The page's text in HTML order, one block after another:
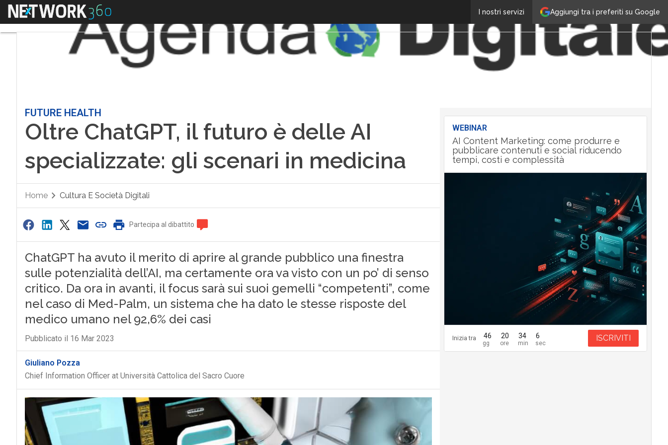
Aggiungi tra i preferiti su Google
I nostri servizi
Menu
FUTURE HEALTH
Oltre ChatGPT, il futuro è delle AI
specializzate: gli scenari in medicina
Home Cultura E Società Digitali
Partecipa al dibattito
ChatGPT ha avuto il merito di aprire al grande pubblico una finestra
sulle potenzialità dell’AI, ma certamente ora va visto con un po’ di senso
critico. Da ora in avanti, il focus sarà sui suoi gemelli “competenti”, come
nel caso di Med-Palm, un sistema che ha dato le stesse risposte del
medico umano nel 92,6% dei casi
Pubblicato il 16 Mar 2023
Giuliano Pozza
Chief Information Officer at Università Cattolica del Sacro Cuore
WEBINAR
AI Content Marketing: come produrre e
pubblicare contenuti e social riducendo
tempi, costi e complessità
Inizia tra 46 20 34 4 ISCRIVITI